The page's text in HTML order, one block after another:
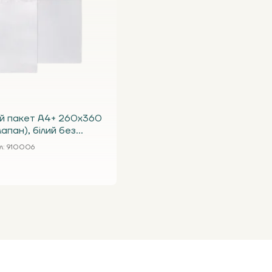
260х360
білий без
: 910006